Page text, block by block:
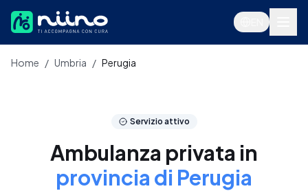
Home / Umbria / Perugia
Servizio attivo
Ambulanza privata in
provincia di Perugia